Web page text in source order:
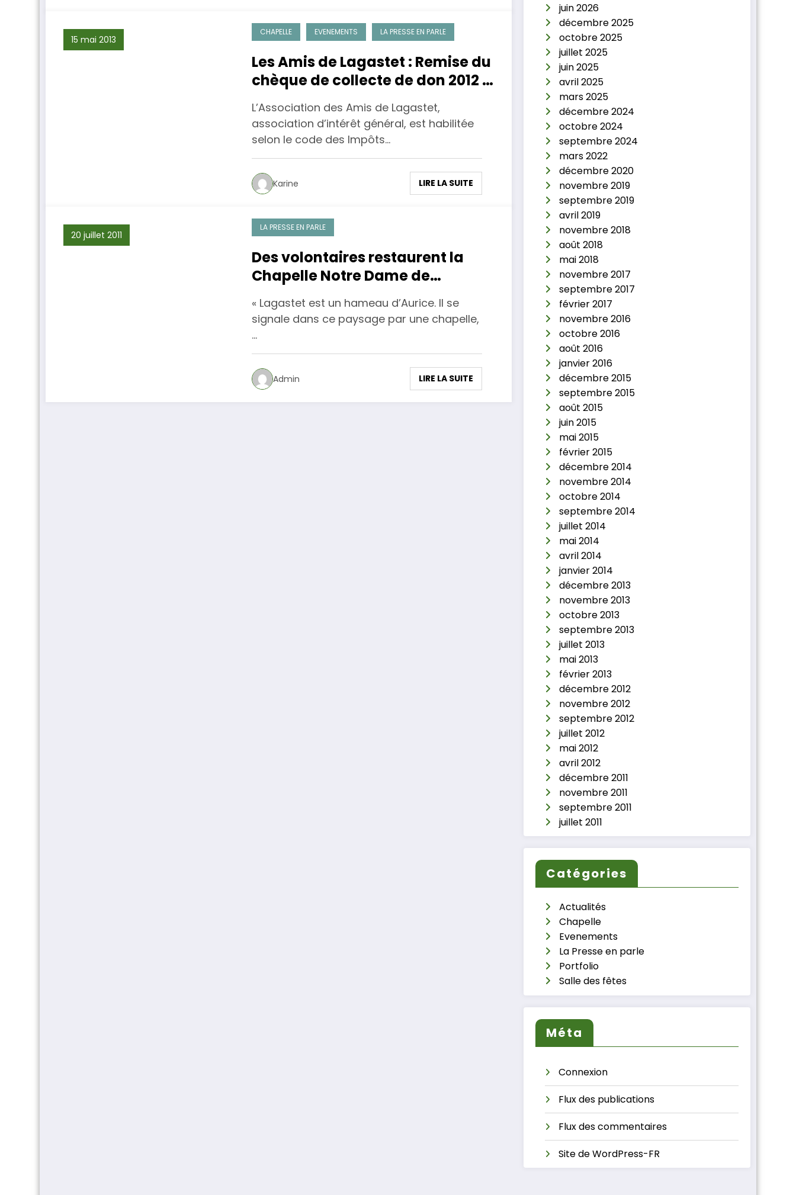
15 mai 2013
CHAPELLE EVENEMENTS LA PRESSE EN PARLE
Les Amis de Lagastet : Remise du
chèque de collecte de don 2012 à
la municipalité d’Aurice
L’Association des Amis de Lagastet,
association d’intérêt général, est habilitée
selon le code des Impôts…
Karine LIRE LA SUITE
20 juillet 2011
LA PRESSE EN PARLE
Des volontaires restaurent la
Chapelle Notre Dame de
Lagastet
« Lagastet est un hameau d’Aurice. Il se
signale dans ce paysage par une chapelle,
…
Admin LIRE LA SUITE
juin 2026
décembre 2025
octobre 2025
juillet 2025
juin 2025
avril 2025
mars 2025
décembre 2024
octobre 2024
septembre 2024
mars 2022
décembre 2020
novembre 2019
septembre 2019
avril 2019
novembre 2018
août 2018
mai 2018
novembre 2017
septembre 2017
février 2017
novembre 2016
octobre 2016
août 2016
janvier 2016
décembre 2015
septembre 2015
août 2015
juin 2015
mai 2015
février 2015
décembre 2014
novembre 2014
octobre 2014
septembre 2014
juillet 2014
mai 2014
avril 2014
janvier 2014
décembre 2013
novembre 2013
octobre 2013
septembre 2013
juillet 2013
mai 2013
février 2013
décembre 2012
novembre 2012
septembre 2012
juillet 2012
mai 2012
avril 2012
décembre 2011
novembre 2011
septembre 2011
juillet 2011
Catégories
Actualités
Chapelle
Evenements
La Presse en parle
Portfolio
Salle des fêtes
Méta
Connexion
Flux des publications
Flux des commentaires
Site de WordPress-FR